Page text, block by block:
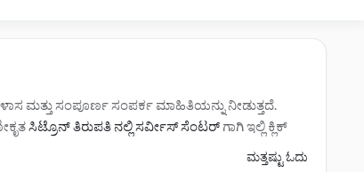
ಮತ್ತು ಸಂಪೂರ್ಣ ಸಂಪರ್ಕ ಮಾಹಿತಿಯನ್ನು ನೀಡುತ್ತದೆ.
ಸಿಟ್ರೊನ್ ತಿರುಪತಿ ನಲ್ಲಿ ಸರ್ವೀಸ್‌ ಸೆಂಟರ್‌ ಗಾಗಿ ಇಲ್ಲಿ ಕ್ಲಿಕ್
ಮತ್ತಷ್ಟು ಓದು